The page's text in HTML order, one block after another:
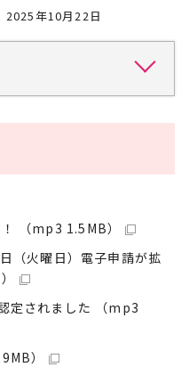
年10月22日
（mp3 1.5MB）
（火曜日）電子申請が拡
定されました （mp3
）